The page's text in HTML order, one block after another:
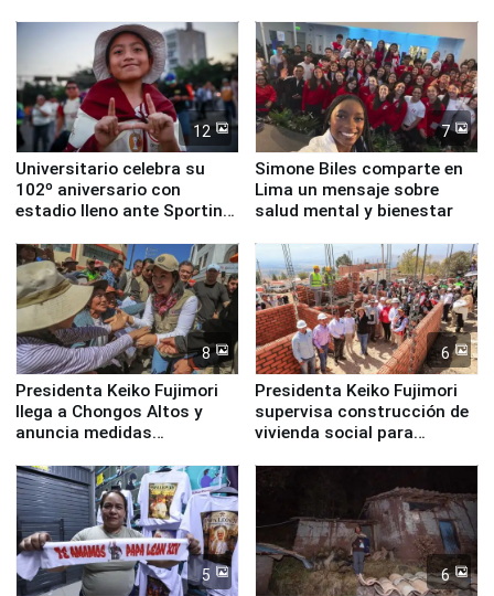
12
Universitario celebra su
102º aniversario con
estadio lleno ante Sporting
7
Simone Biles comparte en
Lima un mensaje sobre
salud mental y bienestar
8
Presidenta Keiko Fujimori
llega a Chongos Altos y
anuncia medidas
educación, salud y empleo
6
Presidenta Keiko Fujimori
supervisa construcción de
vivienda social para
5 6